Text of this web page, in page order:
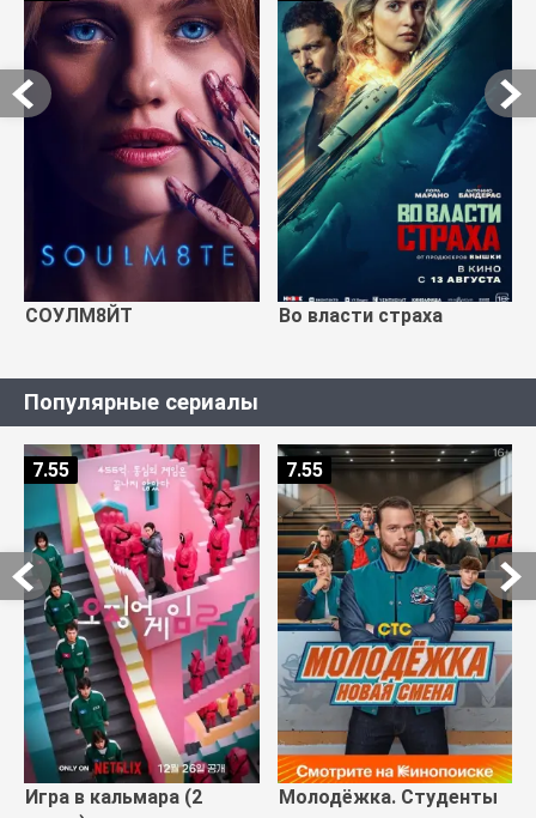
СОУЛМ8ЙТ Во власти страха
Популярные сериалы
Игра в кальмара (2
7.55
Молодёжка. Студенты
7.55